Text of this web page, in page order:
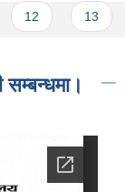
सम्बन्धमा।